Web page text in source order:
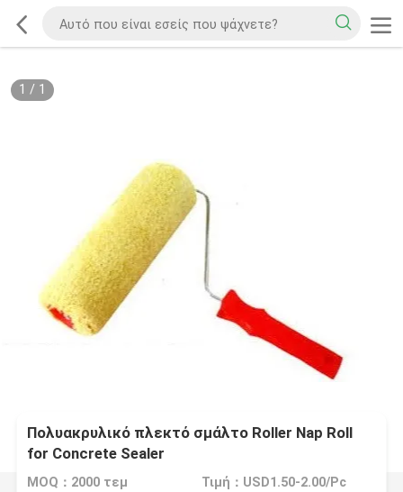
1 / 1
Πολυακρυλικό πλεκτό σμάλτο Roller Nap Roll
for Concrete Sealer
MOQ：2000 τεμ Τιμή：USD1.50-2.00/Pc